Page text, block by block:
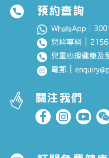
預約查詢
WhatsApp｜
兒科專科
兒童心理健康及
電郵 ｜
關注我們